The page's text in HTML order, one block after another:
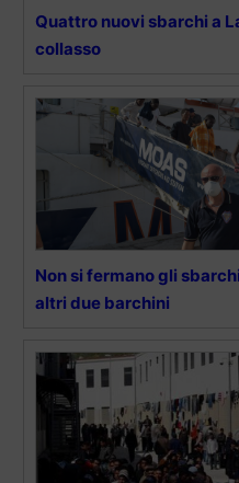
Quattro nuovi sbarchi a
collasso
Non si fermano gli
altri due barchini